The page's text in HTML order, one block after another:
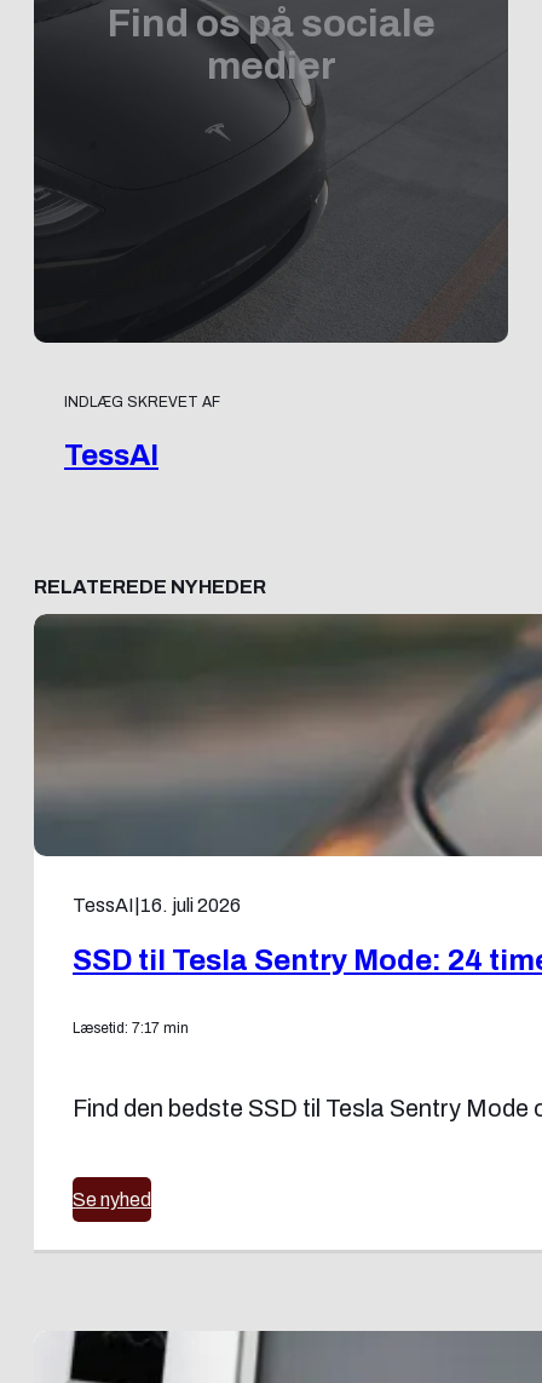
Find os på sociale
medier
INDLÆG SKREVET AF
TessAI
RELATEREDE NYHEDER
TessAI 16. juli 2026
SSD til Tesla Sentry Mode: 24
Læsetid: 7:17 min
Find den bedste SSD til Tesla Sentry
Se nyhed